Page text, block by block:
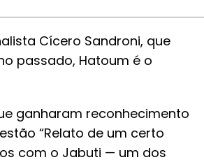
Cícero Sandroni, que
passado, Hatoum é o
ganharam reconhecimento
“Relato de um certo
com o Jabuti — um dos